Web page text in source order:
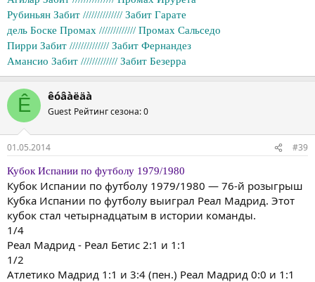
Рубиньян Забит ////////////// Забит Гарате
дель Боске Промах ///////////// Промах Сальседо
Пирри Забит ////////////// Забит Фернандез
Амансио Забит ///////////// Забит Безерра
Ê êóâàëäà
Guest Рейтинг сезона: 0
01.05.2014 #39
Кубок Испании по футболу 1979/1980
Кубок Испании по футболу 1979/1980 — 76-й розыгрыш
Кубка Испании по футболу выиграл Реал Мадрид. Этот
кубок стал четырнадцатым в истории команды.
1/4
Реал Мадрид - Реал Бетис 2:1 и 1:1
1/2
Атлетико Мадрид 1:1 и 3:4 (пен.) Реал Мадрид 0:0 и 1:1